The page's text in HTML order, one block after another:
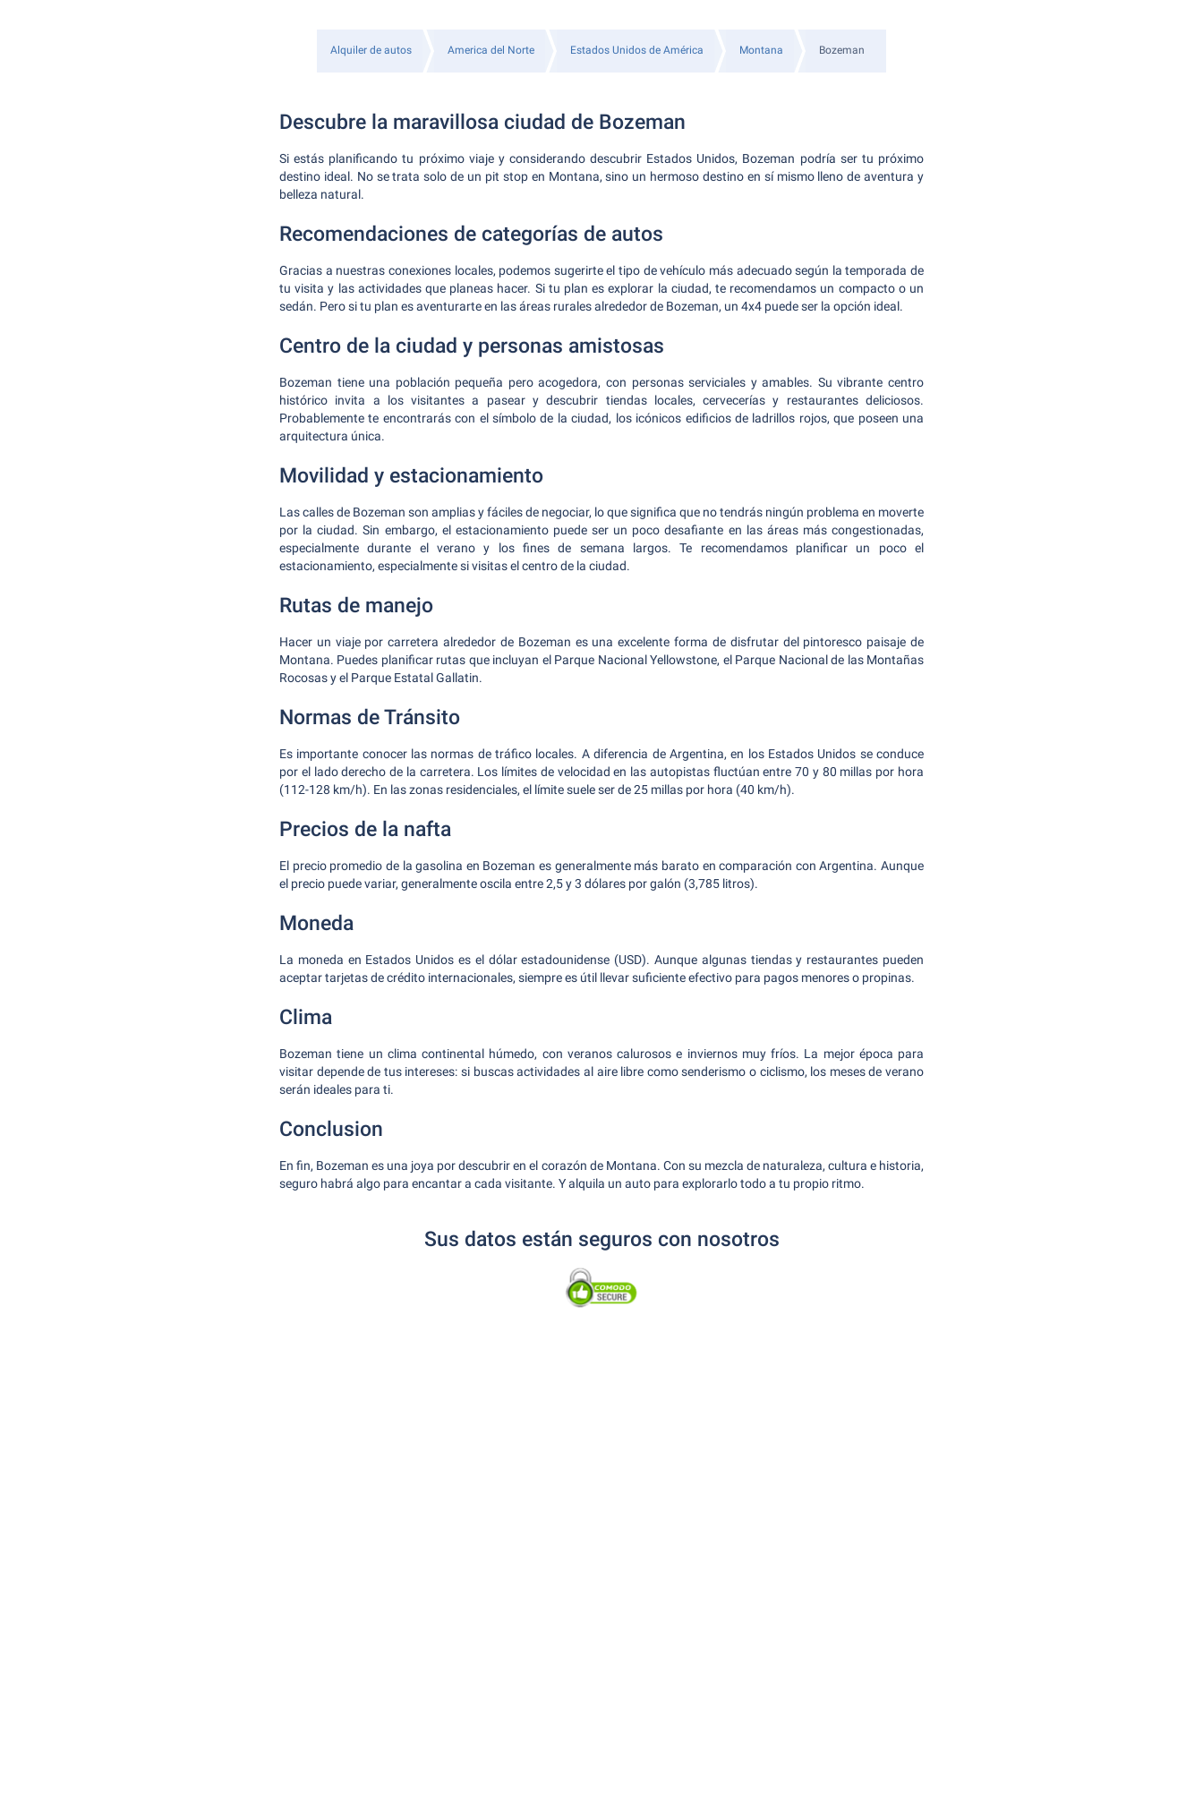
Alquiler de autos America del Norte Estados Unidos de América Montana Bozeman
Descubre la maravillosa ciudad de Bozeman
Si estás planificando tu próximo viaje y considerando descubrir Estados Unidos, Bozeman podría ser tu próximo
destino ideal. No se trata solo de un pit stop en Montana, sino un hermoso destino en sí mismo lleno de aventura y
belleza natural.
Recomendaciones de categorías de autos
Gracias a nuestras conexiones locales, podemos sugerirte el tipo de vehículo más adecuado según la temporada de
tu visita y las actividades que planeas hacer. Si tu plan es explorar la ciudad, te recomendamos un compacto o un
sedán. Pero si tu plan es aventurarte en las áreas rurales alrededor de Bozeman, un 4x4 puede ser la opción ideal.
Centro de la ciudad y personas amistosas
Bozeman tiene una población pequeña pero acogedora, con personas serviciales y amables. Su vibrante centro
histórico invita a los visitantes a pasear y descubrir tiendas locales, cervecerías y restaurantes deliciosos.
Probablemente te encontrarás con el símbolo de la ciudad, los icónicos edificios de ladrillos rojos, que poseen una
arquitectura única.
Movilidad y estacionamiento
Las calles de Bozeman son amplias y fáciles de negociar, lo que significa que no tendrás ningún problema en moverte
por la ciudad. Sin embargo, el estacionamiento puede ser un poco desafiante en las áreas más congestionadas,
especialmente durante el verano y los fines de semana largos. Te recomendamos planificar un poco el
estacionamiento, especialmente si visitas el centro de la ciudad.
Rutas de manejo
Hacer un viaje por carretera alrededor de Bozeman es una excelente forma de disfrutar del pintoresco paisaje de
Montana. Puedes planificar rutas que incluyan el Parque Nacional Yellowstone, el Parque Nacional de las Montañas
Rocosas y el Parque Estatal Gallatin.
Normas de Tránsito
Es importante conocer las normas de tráfico locales. A diferencia de Argentina, en los Estados Unidos se conduce
por el lado derecho de la carretera. Los límites de velocidad en las autopistas fluctúan entre 70 y 80 millas por hora
(112-128 km/h). En las zonas residenciales, el límite suele ser de 25 millas por hora (40 km/h).
Precios de la nafta
El precio promedio de la gasolina en Bozeman es generalmente más barato en comparación con Argentina. Aunque
el precio puede variar, generalmente oscila entre 2,5 y 3 dólares por galón (3,785 litros).
Moneda
La moneda en Estados Unidos es el dólar estadounidense (USD). Aunque algunas tiendas y restaurantes pueden
aceptar tarjetas de crédito internacionales, siempre es útil llevar suficiente efectivo para pagos menores o propinas.
Clima
Bozeman tiene un clima continental húmedo, con veranos calurosos e inviernos muy fríos. La mejor época para
visitar depende de tus intereses: si buscas actividades al aire libre como senderismo o ciclismo, los meses de verano
serán ideales para ti.
Conclusion
En fin, Bozeman es una joya por descubrir en el corazón de Montana. Con su mezcla de naturaleza, cultura e historia,
seguro habrá algo para encantar a cada visitante. Y alquila un auto para explorarlo todo a tu propio ritmo.
Sus datos están seguros con nosotros